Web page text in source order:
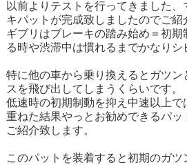
以前よりテストを行ってきました
キパットが完成致しましたのでご紹
ギブリはブレーキの踏み始め＝初
る時や渋滞中は慣れるまでかなりシ
特に他の車から乗り換えるとガツ
スを飛び出してしまうくらいです。
低速時の初期制動を抑え中速以上
重ねた結果やっとお勧めできるパ
ご紹介致します。
このパットを装着すると初期のガ